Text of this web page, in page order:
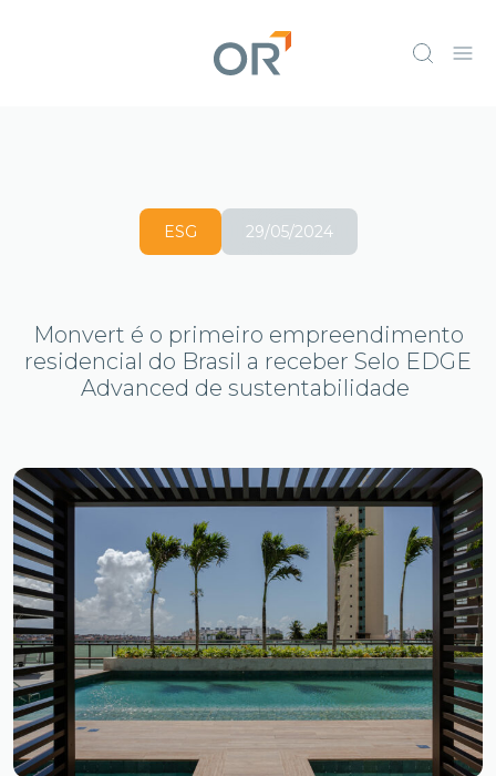
ESG 29/05/2024
Monvert é o primeiro empreendimento
residencial do Brasil a receber Selo EDGE
Advanced de sustentabilidade